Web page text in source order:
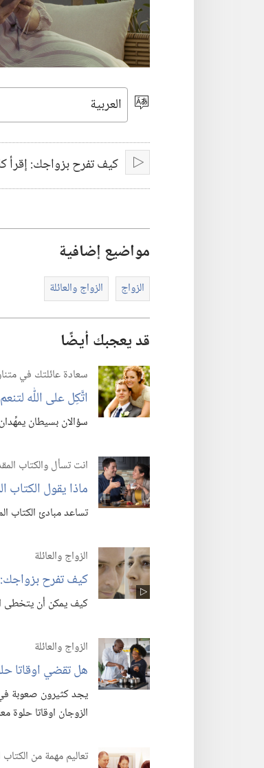
اختر
كيف تفرح بزواجك:‏ إقرأ
مواضيع إضافية
الزواج الزواج والعائلة
قد يعجبك أيضًا
سعادة عائلتك في
اتَّكِل على اللّٰه
سؤالان بسيطان
انت تسأل والكتاب
ماذا يقول
تساعد مبادئ الكتاب
الزواج والعائلة
كيف تفرح
كيف يمكن أن يتخطى
الزواج والعائلة
هل تقضي اوقاتا
يجد كثيرون صعوبة
الزوجان اوقاتا حلوة
تعاليم مهمة من